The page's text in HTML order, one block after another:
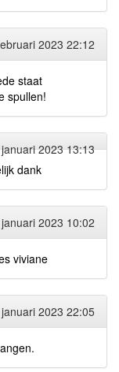
2023 22:12
staat
spullen!
2023 13:13
dank
2023 10:02
viviane
2023 22:05